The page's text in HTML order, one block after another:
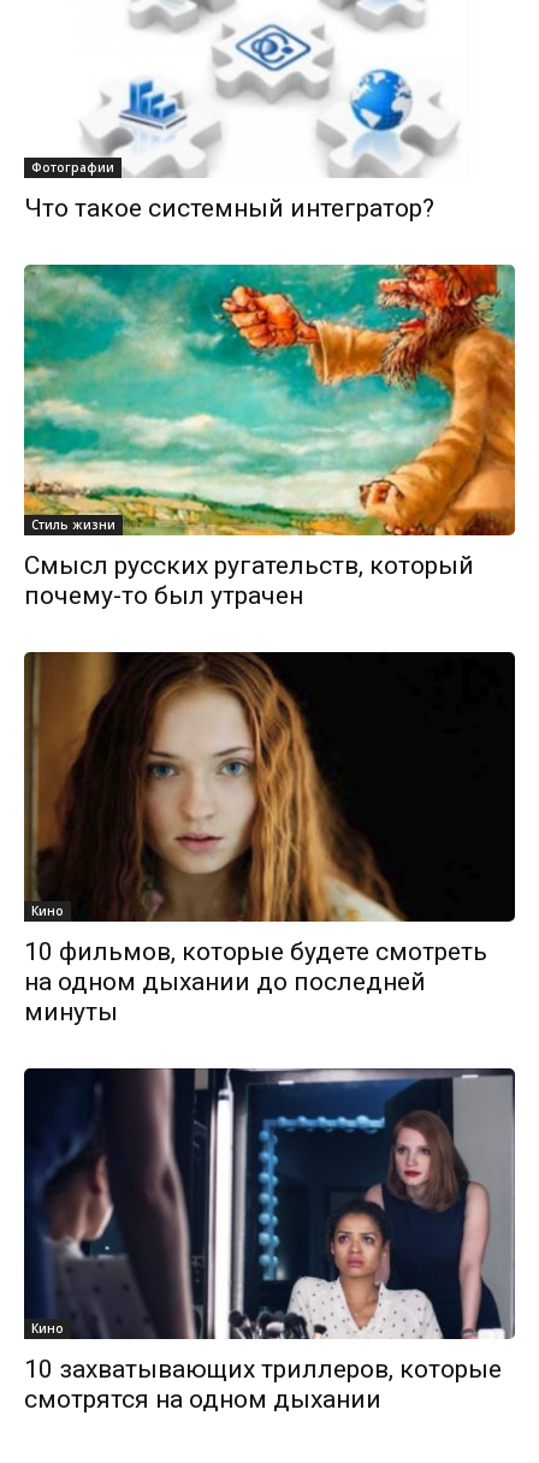
Фотографии
Что такое системный интегратор?
Стиль жизни
Смысл русских ругательств, который
почему-то был утрачен
Кино
10 фильмов, которые будете смотреть
на одном дыхании до последней
минуты
Кино
10 захватывающих триллеров, которые
смотрятся на одном дыхании